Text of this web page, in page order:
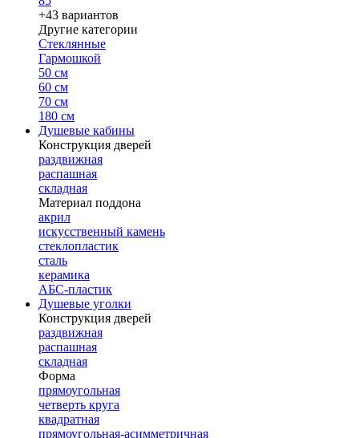
+43 вариантов
Другие категории
Стеклянные
Гармошкой
50 см
60 см
70 см
180 см
Душевые кабины
Конструкция дверей
раздвижная
распашная
складная
Материал поддона
акрил
искусственный камень
стеклопластик
сталь
керамика
АБС-пластик
Душевые уголки
Конструкция дверей
раздвижная
распашная
складная
Форма
прямоугольная
четверть круга
квадратная
прямоугольная-асимметричная